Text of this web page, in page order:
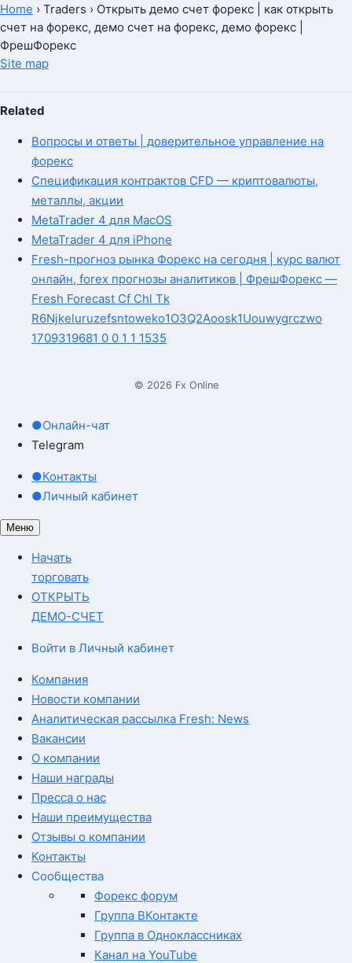
Home › Traders › Открыть демо счет форекс | как открыть
счет на форекс, демо счет на форекс, демо форекс |
ФрешФорекс
Site map
Related
Вопросы и ответы | доверительное управление на
форекс
Спецификация контрактов CFD — криптовалюты,
металлы, акции
MetaTrader 4 для MacOS
MetaTrader 4 для iPhone
Fresh-прогноз рынка Форекс на сегодня | курс валют
онлайн, forex прогнозы аналитиков | ФрешФорекс —
Fresh Forecast Cf Chl Tk
R6Njkeluruzefsntoweko1O3Q2Aoosk1Uouwygrczwo
1709319681 0 0 1 1 1535
© 2026 Fx Online
●Онлайн-чат
Telegram
●Контакты
●Личный кабинет
Меню
Начать
торговать
ОТКРЫТЬ
ДЕМО-СЧЕТ
Войти в Личный кабинет
Компания
Новости компании
Аналитическая рассылка Fresh: News
Вакансии
О компании
Наши награды
Пресса о нас
Наши преимущества
Отзывы о компании
Контакты
Сообщества
Форекс форум
Группа ВКонтакте
Группа в Одноклассниках
Канал на YouTube